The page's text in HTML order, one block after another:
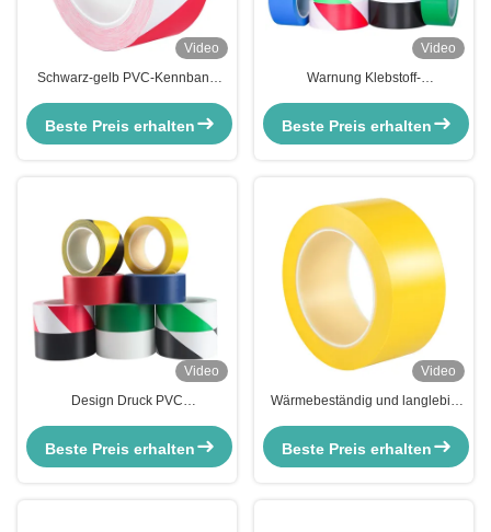
Video
Schwarz-gelb PVC-Kennband
Streifenlinie Fahrspur
Beste Preis erhalten
Video
Warnung Klebstoff-
Boden Aufkleber PVC
Beste Preis erhalten
Video
Design Druck PVC
Gelb Schwarz Warnband für
Beste Preis erhalten
Video
Wärmebeständig und langlebig
Beste Preis erhalten